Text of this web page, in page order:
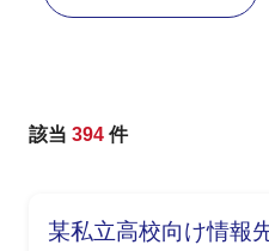
該当 394 件
某私立高校向け情報